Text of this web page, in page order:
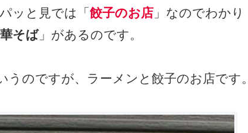
ッと見では「 餃子のお店 」なのでわかり
そば」があるのです。
うのですが、ラーメンと餃子のお店です。